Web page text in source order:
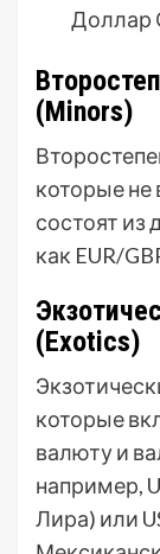
Доллар
(Minors)
которые
состоят из
как EUR/
(Exotics)
которые
валюту и
например,
Лира) или